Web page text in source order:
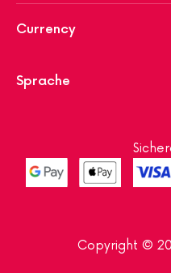
Currency
Sprache
Copyright ©